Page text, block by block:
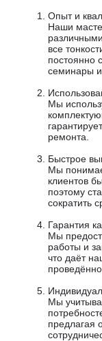
Опыт и
Наши
все
постоянно
семинары
Мы
ремонта.
Быстрое
Мы
клиентов
поэтому
сократить
Гарантия
Мы
работы и
что даёт
Мы
предлагая